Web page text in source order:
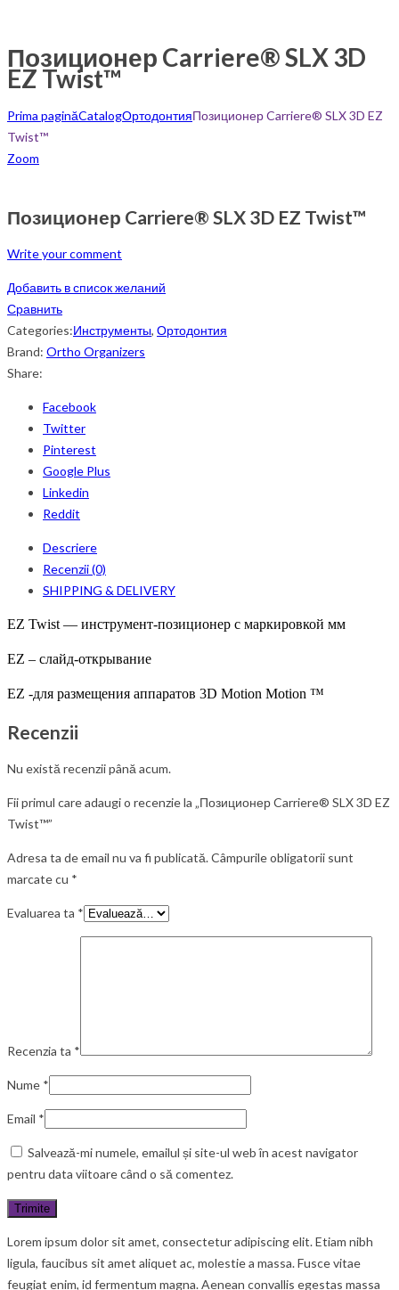
Позиционер Carriere® SLX 3D
EZ Twist™
Prima paginăCatalogОртодонтияПозиционер Carriere® SLX 3D EZ
Twist™
Zoom
Позиционер Carriere® SLX 3D EZ Twist™
Write your comment
Добавить в список желаний
Сравнить
Categories:Инструменты, Ортодонтия
Brand: Ortho Organizers
Share:
Facebook
Twitter
Pinterest
Google Plus
Linkedin
Reddit
Descriere
Recenzii (0)
SHIPPING & DELIVERY
EZ Twist — инструмент-позиционер с маркировкой мм
EZ – слайд-открывание
EZ -для размещения аппаратов 3D Motion Motion ™
Recenzii
Nu există recenzii până acum.
Fii primul care adaugi o recenzie la „Позиционер Carriere® SLX 3D EZ
Twist™”
Adresa ta de email nu va fi publicată.Câmpurile obligatorii sunt
marcate cu *
Evaluarea ta *
Recenzia ta *
Nume *
Email *
Salvează-mi numele, emailul și site-ul web în acest navigator
pentru data viitoare când o să comentez.
Lorem ipsum dolor sit amet, consectetur adipiscing elit. Etiam nibh
ligula, faucibus sit amet aliquet ac, molestie a massa. Fusce vitae
feugiat enim, id fermentum magna. Aenean convallis egestas massa